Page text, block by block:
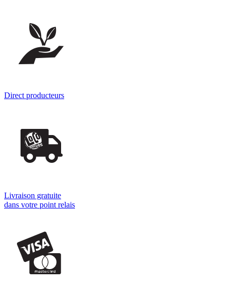
Direct producteurs
Livraison gratuite
dans votre point relais